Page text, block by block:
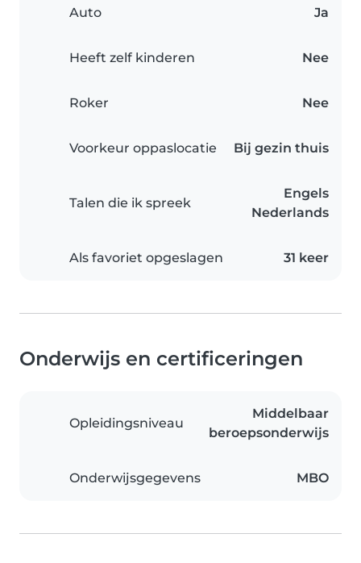
Auto Ja
Heeft zelf kinderen Nee
Roker Nee
Voorkeur oppaslocatie Bij gezin thuis
Talen die ik spreek
Engels
Nederlands
Als favoriet opgeslagen 31 keer
Onderwijs en certificeringen
Opleidingsniveau
Middelbaar
beroepsonderwijs
Onderwijsgegevens MBO